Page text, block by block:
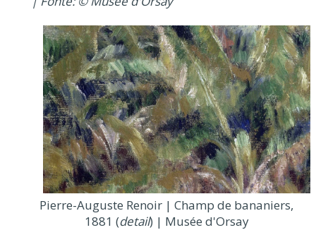
Pierre-Auguste Renoir | Champ de bananiers,
1881 (detail) | Musée d'Orsay